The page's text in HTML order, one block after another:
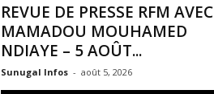
REVUE DE PRESSE RFM AVEC
MAMADOU MOUHAMED
NDIAYE – 5 AOÛT...
Sunugal Infos - août 5, 2026